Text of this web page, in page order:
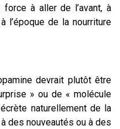
force à aller de l’avant, à
l’époque de la nourriture
devrait plutôt être
» ou de « molécule
naturellement de la
des nouveautés ou à des